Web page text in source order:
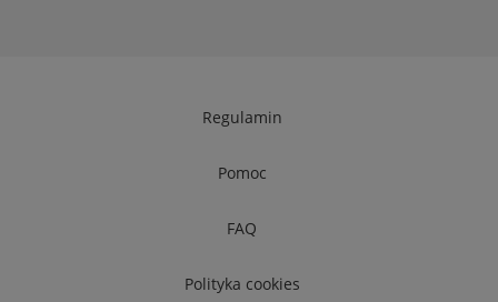
Regulamin
Pomoc
FAQ
Polityka cookies